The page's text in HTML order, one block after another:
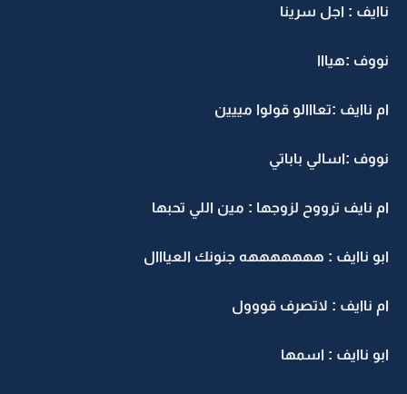
ناايف : اجل سرينا
نووف :هيااا
ام ناايف :تعااالو قولوا مييين
نووف :اسالي باباتي
ام نايف ترووح لزوجها : مين اللي تحبها
ابو ناايف : هههههههه جنونك العيااال
ام ناايف : لاتصرف قووول
ابو ناايف : اسمها